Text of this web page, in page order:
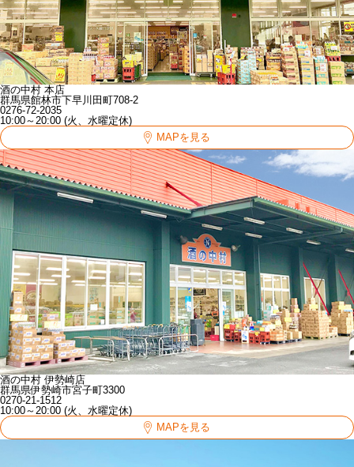
酒の中村 本店
群馬県館林市下早川田町708-2
0276-72-2035
10:00～20:00 (火、水曜定休)
MAPを見る
酒の中村 伊勢崎店
群馬県伊勢崎市宮子町3300
0270-21-1512
10:00～20:00 (火、水曜定休)
MAPを見る